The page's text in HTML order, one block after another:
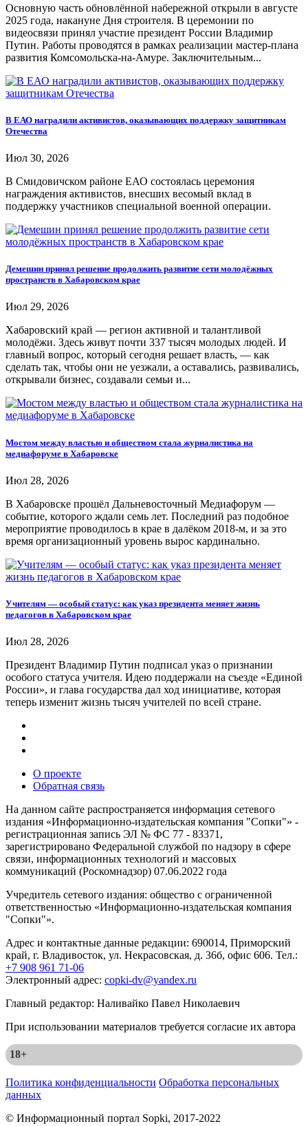
Основную часть обновлённой набережной открыли в августе
2025 года, накануне Дня строителя. В церемонии по
видеосвязи принял участие президент России Владимир
Путин. Работы проводятся в рамках реализации мастер-плана
развития Комсомольска-на-Амуре. Заключительным...
В ЕАО наградили активистов, оказывающих поддержку защитникам
Отечества
Июл 30, 2026
В Смидовичском районе ЕАО состоялась церемония
награждения активистов, внесших весомый вклад в
поддержку участников специальной военной операции.
Демешин принял решение продолжить развитие сети молодёжных
пространств в Хабаровском крае
Июл 29, 2026
Хабаровский край — регион активной и талантливой
молодёжи. Здесь живут почти 337 тысяч молодых людей. И
главный вопрос, который сегодня решает власть, — как
сделать так, чтобы они не уезжали, а оставались, развивались,
открывали бизнес, создавали семьи и...
Мостом между властью и обществом стала журналистика на
медиафоруме в Хабаровске
Июл 28, 2026
В Хабаровске прошёл Дальневосточный Медиафорум —
событие, которого ждали семь лет. Последний раз подобное
мероприятие проводилось в крае в далёком 2018-м, и за это
время организационный уровень вырос кардинально.
Учителям — особый статус: как указ президента меняет жизнь
педагогов в Хабаровском крае
Июл 28, 2026
Президент Владимир Путин подписал указ о признании
особого статуса учителя. Идею поддержали на съезде «Единой
России», и глава государства дал ход инициативе, которая
теперь изменит жизнь тысяч учителей по всей стране.
О проекте
Обратная связь
На данном сайте распространяется информация сетевого
издания «Информационно-издательская компания "Сопки"» -
регистрационная запись ЭЛ № ФС 77 - 83371,
зарегистрировано Федеральной службой по надзору в сфере
связи, информационных технологий и массовых
коммуникаций (Роскомнадзор) 07.06.2022 года
Учредитель сетевого издания: общество с ограниченной
ответственностью «Информационно-издательская компания
"Сопки"».
Адрес и контактные данные редакции: 690014, Приморский
край, г. Владивосток, ул. Некрасовская, д. 36б, офис 606. Тел.:
+7 908 961 71-06
Электронный адрес: copki-dv@yandex.ru
Главный редактор: Наливайко Павел Николаевич
При использовании материалов требуется согласие их автора
18+
Политика конфиденциальности Обработка персональных
данных
© Информационный портал Sopki, 2017-2022